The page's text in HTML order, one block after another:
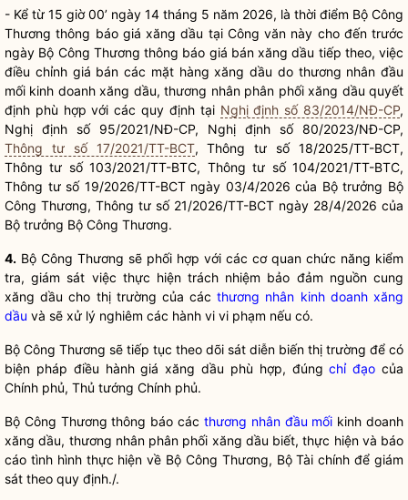
- Kể từ 15 giờ 00’ ngày 14 tháng 5 năm 2026, là thời điểm Bộ Công
Thương thông báo giá xăng dầu tại Công văn này cho đến trước
ngày Bộ Công Thương thông báo giá bán xăng dầu tiếp theo, việc
điều chỉnhgiá bán các mặt hàng xăng dầu do thương nhân đầu
mối kinh doanh xăng dầu, thương nhânphân phối xăng dầu quyết
định phù hợp với các quy định tại Nghị định số 83/2014/NĐ-CP,
Nghị định số 95/2021/NĐ-CP, Nghị định số80/2023/NĐ-CP,
Thông tư số 17/2021/TT-BCT, Thôngtư số18/2025/TT-BCT,
Thôngtư số103/2021/TT-BTC, Thông tư số104/2021/TT-BTC,
Thông tư số19/2026/TT-BCT ngày 03/4/2026 của Bộ trưởng Bộ
Công Thương, Thông tư số21/2026/TT-BCT ngày 28/4/2026 của
Bộ trưởng Bộ Công Thương.
4. Bộ Công Thương sẽ phối hợp với các cơ quan chức năng kiểm
tra, giám sát việc thực hiệntrách nhiệm bảo đảm nguồn cung
xăng dầu cho thị trường của cácthương nhân kinh doanh xăng
dầu và sẽ xử lý nghiêm các hành vi vi phạm nếu có.
Bộ Công Thương sẽ tiếp tục theo dõi sát diễn biến thị trường để có
biện pháp điều hànhgiá xăng dầu phù hợp, đúng chỉ đạo của
Chính phủ, Thủ tướng Chính phủ.
Bộ Công Thương thông báo các thương nhân đầu mối kinh doanh
xăngdầu, thương nhân phân phối xăng dầu biết, thực hiện và báo
cáo tình hình thực hiện về Bộ Công Thương, BộTài chính để giám
sát theo quy định./.